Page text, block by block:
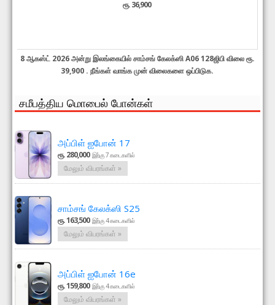
ரூ. 36,900
8 ஆகஸ்ட் 2026 அன்று இலங்கையில் சாம்சங் கேலக்ஸி A06 128ஜிபி விலை ரூ.
39,900 . நீங்கள் வாங்க முன் விலைகளை ஒப்பிடுக.
சமீபத்திய மொபைல் போன்கள்
அப்பிள் ஐபோன் 17
ரூ. 280,000 இற்கு 7 கடைகளில்
மேலும் விபரங்கள் »
சாம்சங் கேலக்ஸி S25
ரூ. 163,500 இற்கு 4 கடைகளில்
மேலும் விபரங்கள் »
அப்பிள் ஐபோன் 16e
ரூ. 159,800 இற்கு 4 கடைகளில்
மேலும் விபரங்கள் »